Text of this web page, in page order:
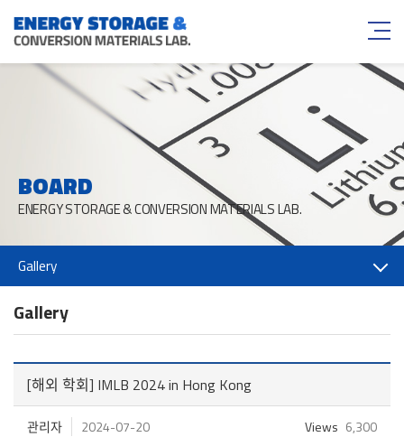
BOARD
ENERGY STORAGE & CONVERSION MATERIALS LAB.
Gallery
Gallery
[해외 학회] IMLB 2024 in Hong Kong
관리자 2024-07-20 Views 6,300